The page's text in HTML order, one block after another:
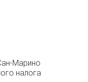
Марино
налога